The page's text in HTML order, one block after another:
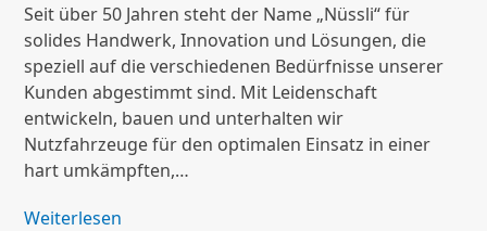
Seit über 50 Jahren steht der Name „Nüssli“ für
solides Handwerk, Innovation und Lösungen, die
speziell auf die verschiedenen Bedürfnisse unserer
Kunden abgestimmt sind. Mit Leidenschaft
entwickeln, bauen und unterhalten wir
Nutzfahrzeuge für den optimalen Einsatz in einer
hart umkämpften,…
Weiterlesen